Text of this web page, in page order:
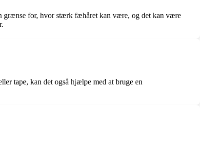
grænse for, hvor stærk fæhåret kan være, og det kan være
tape, kan det også hjælpe med at bruge en